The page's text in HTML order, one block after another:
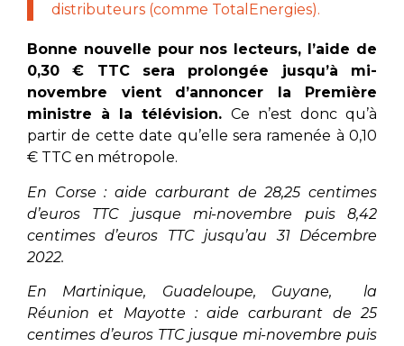
distributeurs (comme TotalEnergies).
Bonne nouvelle pour nos lecteurs, l’aide de
0,30 € TTC sera prolongée jusqu’à mi-
novembre vient d’annoncer la Première
ministre à la télévision. Ce n’est donc qu’à
partir de cette date qu’elle sera ramenée à 0,10
€ TTC en métropole.
En Corse : aide carburant de 28,25 centimes
d’euros TTC jusque mi-novembre puis 8,42
centimes d’euros TTC jusqu’au 31 Décembre
2022.
En Martinique, Guadeloupe, Guyane, la
Réunion et Mayotte : aide carburant de 25
centimes d’euros TTC jusque mi-novembre puis